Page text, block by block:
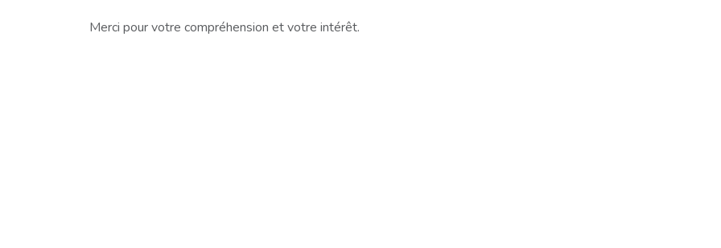
Merci pour votre compréhension et votre intérêt.